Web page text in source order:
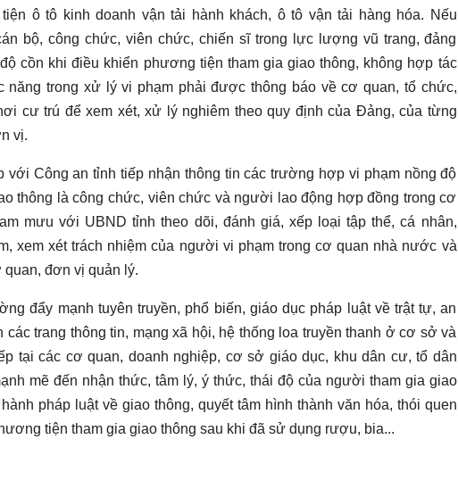
ô tô kinh doanh vận tải hành khách, ô tô vận tải hàng hóa. Nếu
bộ, công chức, viên chức, chiến sĩ trong lực lượng vũ trang, đảng
cồn khi điều khiển phương tiện tham gia giao thông, không hợp tác
trong xử lý vi phạm phải được thông báo về cơ quan, tổ chức,
cư trú để xem xét, xử lý nghiêm theo quy định của Đảng, của từng
vị.
với Công an tỉnh tiếp nhận thông tin các trường hợp vi phạm nồng độ
thông là công chức, viên chức và người lao động hợp đồng trong cơ
mưu với UBND tỉnh theo dõi, đánh giá, xếp loại tập thể, cá nhân,
xem xét trách nhiệm của người vi phạm trong cơ quan nhà nước và
đơn vị quản lý.
đẩy mạnh tuyên truyền, phổ biến, giáo dục pháp luật về trật tự, an
các trang thông tin, mạng xã hội, hệ thống loa truyền thanh ở cơ sở và
tại các cơ quan, doanh nghiệp, cơ sở giáo dục, khu dân cư, tổ dân
mẽ đến nhận thức, tâm lý, ý thức, thái độ của người tham gia giao
pháp luật về giao thông, quyết tâm hình thành văn hóa, thói quen
tiện tham gia giao thông sau khi đã sử dụng rượu, bia...